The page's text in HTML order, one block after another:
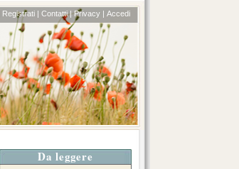
Registrati | Contatti | Privacy | Accedi
Da leggere